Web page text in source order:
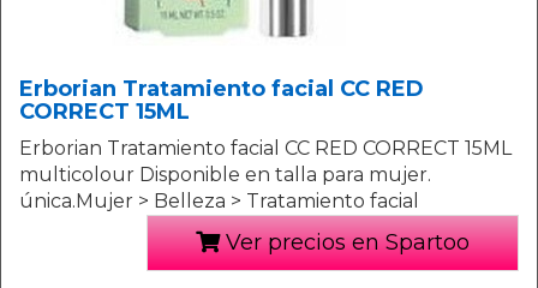
Erborian Tratamiento facial CC RED
CORRECT 15ML
Erborian Tratamiento facial CC RED CORRECT 15ML
multicolour Disponible en talla para mujer.
única.Mujer > Belleza > Tratamiento facial
Ver precios en Spartoo